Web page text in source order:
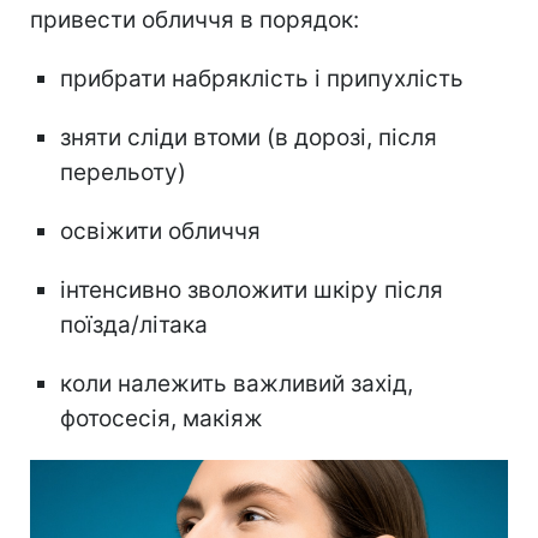
привести обличчя в порядок:
прибрати набряклість і припухлість
зняти сліди втоми (в дорозі, після
перельоту)
освіжити обличчя
інтенсивно зволожити шкіру після
поїзда/літака
коли належить важливий захід,
фотосесія, макіяж